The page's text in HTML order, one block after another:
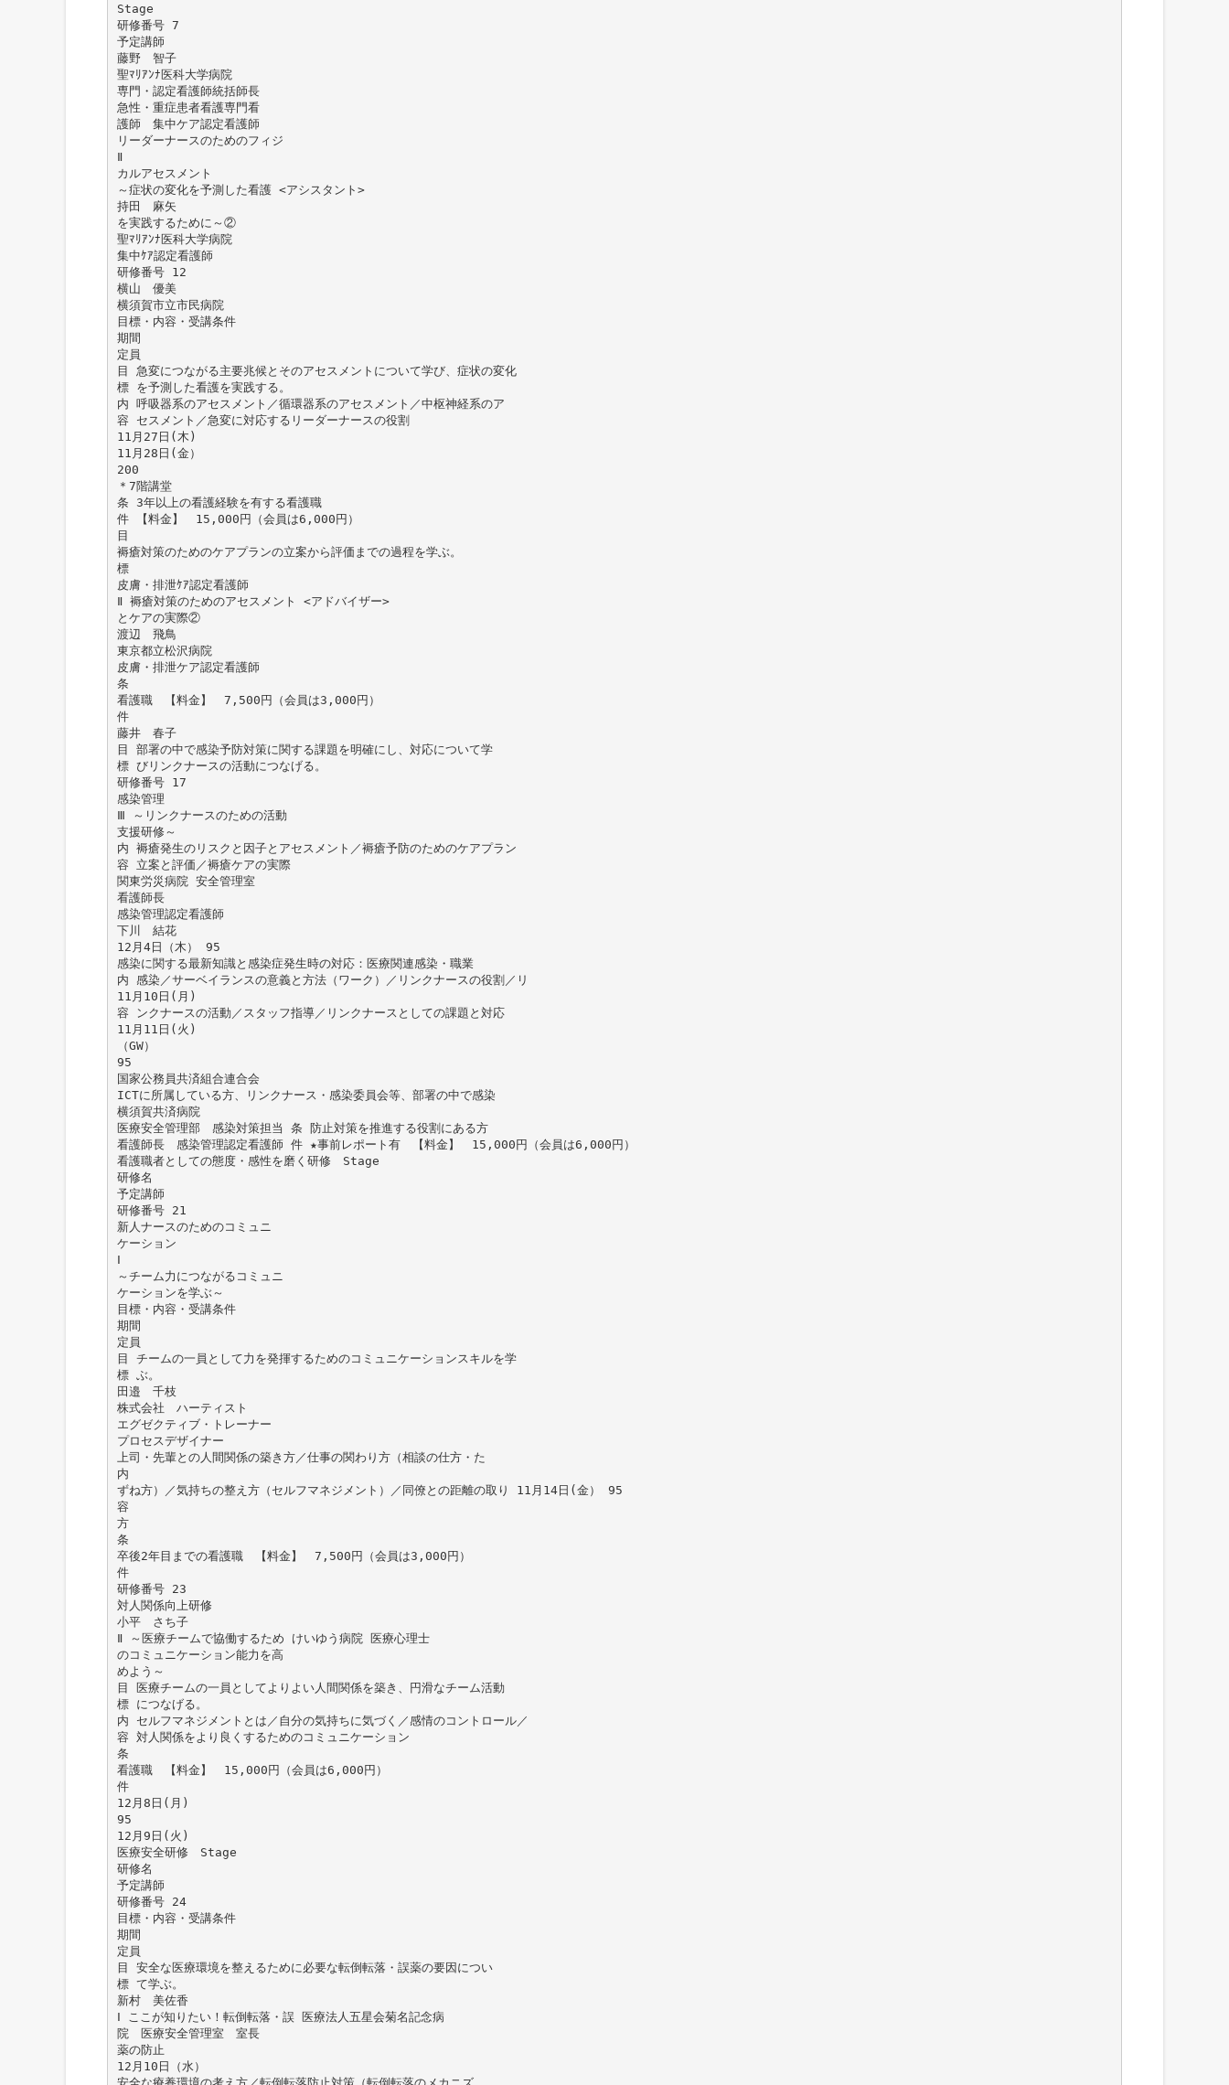
Stage
研修番号 7
予定講師
藤野 智子
聖ﾏﾘｱﾝﾅ医科大学病院
専門・認定看護師統括師長
急性・重症患者看護専門看
護師 集中ケア認定看護師
リーダーナースのためのフィジ
Ⅱ
カルアセスメント
～症状の変化を予測した看護 <アシスタント>
持田 麻矢
を実践するために～②
聖ﾏﾘｱﾝﾅ医科大学病院
集中ｹｱ認定看護師
研修番号 12
横山 優美
横須賀市立市民病院
目標・内容・受講条件
期間
定員
目 急変につながる主要兆候とそのアセスメントについて学び、症状の変化
標 を予測した看護を実践する。
内 呼吸器系のアセスメント／循環器系のアセスメント／中枢神経系のア
容 セスメント／急変に対応するリーダーナースの役割
11月27日(木)
11月28日(金）
200
＊7階講堂
条 3年以上の看護経験を有する看護職
件 【料金】 15,000円（会員は6,000円）
目
褥瘡対策のためのケアプランの立案から評価までの過程を学ぶ。
標
皮膚・排泄ｹｱ認定看護師
Ⅱ 褥瘡対策のためのアセスメント <アドバイザー>
とケアの実際②
渡辺 飛鳥
東京都立松沢病院
皮膚・排泄ケア認定看護師
条
看護職 【料金】 7,500円（会員は3,000円）
件
藤井 春子
目 部署の中で感染予防対策に関する課題を明確にし、対応について学
標 びリンクナースの活動につなげる。
研修番号 17
感染管理
Ⅲ ～リンクナースのための活動
支援研修～
内 褥瘡発生のリスクと因子とアセスメント／褥瘡予防のためのケアプラン
容 立案と評価／褥瘡ケアの実際
関東労災病院 安全管理室
看護師長
感染管理認定看護師
下川 結花
12月4日（木） 95
感染に関する最新知識と感染症発生時の対応：医療関連感染・職業
内 感染／サーベイランスの意義と方法（ワーク）／リンクナースの役割／リ
11月10日(月)
容 ンクナースの活動／スタッフ指導／リンクナースとしての課題と対応
11月11日(火)
（GW）
95
国家公務員共済組合連合会
ICTに所属している方、リンクナース・感染委員会等、部署の中で感染
横須賀共済病院
医療安全管理部 感染対策担当 条 防止対策を推進する役割にある方
看護師長 感染管理認定看護師 件 ★事前レポート有 【料金】 15,000円（会員は6,000円）
看護職者としての態度・感性を磨く研修 Stage
研修名
予定講師
研修番号 21
新人ナースのためのコミュニ
ケーション
Ⅰ
～チーム力につながるコミュニ
ケーションを学ぶ～
目標・内容・受講条件
期間
定員
目 チームの一員として力を発揮するためのコミュニケーションスキルを学
標 ぶ。
田邉 千枝
株式会社 ハーティスト
エグゼクティブ・トレーナー
プロセスデザイナー
上司・先輩との人間関係の築き方／仕事の関わり方（相談の仕方・た
内
ずね方）／気持ちの整え方（セルフマネジメント）／同僚との距離の取り 11月14日(金） 95
容
方
条
卒後2年目までの看護職 【料金】 7,500円（会員は3,000円）
件
研修番号 23
対人関係向上研修
小平 さち子
Ⅱ ～医療チームで協働するため けいゆう病院 医療心理士
のコミュニケーション能力を高
めよう～
目 医療チームの一員としてよりよい人間関係を築き、円滑なチーム活動
標 につなげる。
内 セルフマネジメントとは／自分の気持ちに気づく／感情のコントロール／
容 対人関係をより良くするためのコミュニケーション
条
看護職 【料金】 15,000円（会員は6,000円）
件
12月8日(月)
95
12月9日(火)
医療安全研修 Stage
研修名
予定講師
研修番号 24
目標・内容・受講条件
期間
定員
目 安全な医療環境を整えるために必要な転倒転落・誤薬の要因につい
標 て学ぶ。
新村 美佐香
Ⅰ ここが知りたい！転倒転落・誤 医療法人五星会菊名記念病
院 医療安全管理室 室長
薬の防止
12月10日（水）
安全な療養環境の考え方／転倒転落防止対策（転倒転落のメカニズ